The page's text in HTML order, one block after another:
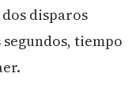
disparos
segundos, tiempo